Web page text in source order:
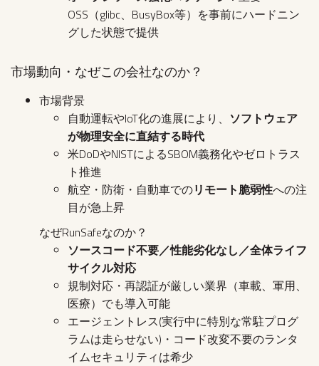
OSS（glibc、BusyBox等）を事前にハードニン
グした状態で提供
市場動向・なぜこの会社なのか？
市場背景
自動運転やIoT化の進展により、 ソフトウェア
が物理安全に直結する時代
米DoDやNISTによるSBOM義務化やゼロトラス
ト推進
航空・防衛・自動車でのリモート脆弱性への注
目が急上昇
なぜRunSafeなのか？
ソースコード不要／性能劣化なし／全体ライフ
サイクル対応
規制対応・再認証が厳しい業界（車載、軍用、
医療）でも導入可能
エージェントレス(実行中に特別な常駐プログ
ラムは走らせない)・コード改変不要のランタ
イムセキュリティは希少